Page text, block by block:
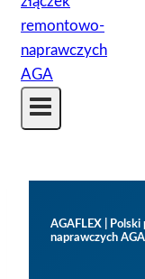
AGAFLEX |
naprawczych AGA